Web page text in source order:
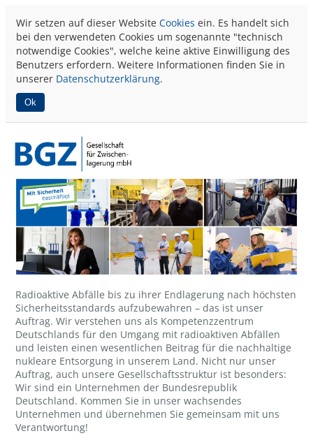
Wir setzen auf dieser Website Cookies ein. Es handelt sich
bei den verwendeten Cookies um sogenannte "technisch
notwendige Cookies", welche keine aktive Einwilligung des
Benutzers erfordern. Weitere Informationen finden Sie in
unserer Datenschutzerklärung.
Ok
Radioaktive Abfälle bis zu ihrer Endlagerung nach höchsten
Sicherheitsstandards aufzubewahren – das ist unser
Auftrag. Wir verstehen uns als Kompetenzzentrum
Deutschlands für den Umgang mit radioaktiven Abfällen
und leisten einen wesentlichen Beitrag für die nachhaltige
nukleare Entsorgung in unserem Land. Nicht nur unser
Auftrag, auch unsere Gesellschaftsstruktur ist besonders:
Wir sind ein Unternehmen der Bundesrepublik
Deutschland. Kommen Sie in unser wachsendes
Unternehmen und übernehmen Sie gemeinsam mit uns
Verantwortung!